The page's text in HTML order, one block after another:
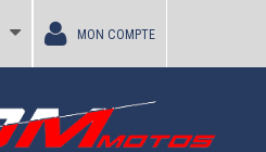
MON COMPTE